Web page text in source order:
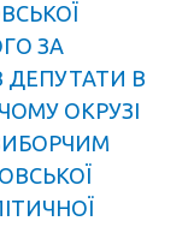
ЗА
ДЕПУТАТИ В
ОКРУЗІ